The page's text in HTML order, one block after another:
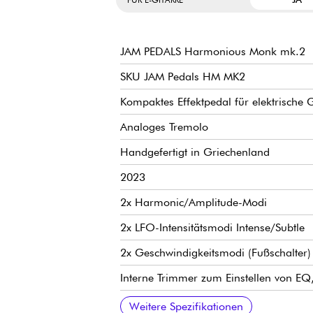
JAM PEDALS Harmonious Monk mk.2
SKU JAM Pedals HM MK2
Kompaktes Effektpedal für elektrische
Analoges Tremolo
Handgefertigt in Griechenland
2023
2x Harmonic/Amplitude-Modi
2x LFO-Intensitätsmodi Intense/Subtle
2x Geschwindigkeitsmodi (Fußschalter)
Interne Trimmer zum Einstellen von
TAP-Tempo (neu)
Ramp-Funktion: Durch Halten des
Legacy-Modus: Neue Optionen zur
LFO-Wellenform Reverse Sawtooth (neu)
CHOP / kill dry-Funktion (neu)
Zusätzlicher interner Trimmer zur
Weitere Bedienelemente: siehe Bilder
Anschlüsse: siehe Bilder
True Bypass
Stromversorgung über optionalen 9V
Conso. 145 mA
Funktioniert nicht mit Batterien
7.5 x 12 x 5.6 cm
2.9 x 4.7 x 2.2 Zoll
300 g
Englisches Handbuch: https://rb.gy/
Weitere Spezifikationen